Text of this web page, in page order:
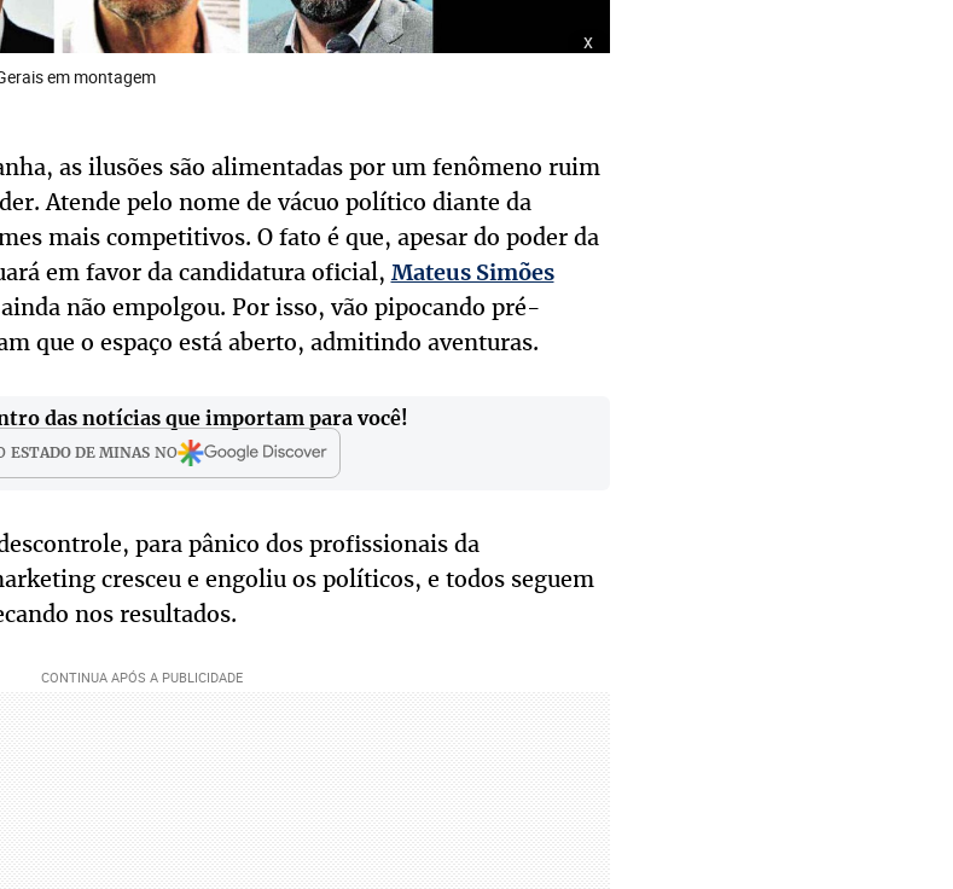
x
em montagem
as ilusões são alimentadas por um fenômeno ruim
Atende pelo nome de vácuo político diante da
mais competitivos. O fato é que, apesar do poder da
em favor da candidatura oficial, Mateus Simões
não empolgou. Por isso, vão pipocando pré-
que o espaço está aberto, admitindo aventuras.
das notícias que importam para você!
ESTADO DE MINAS NO
para pânico dos profissionais da
cresceu e engoliu os políticos, e todos seguem
nos resultados.